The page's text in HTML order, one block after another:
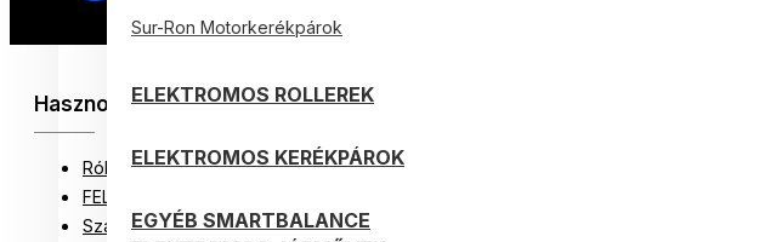
Sur-Ron Motorkerékpárok
ELEKTROMOS ROLLEREK
ELEKTROMOS KERÉKPÁROK
EGYÉB SMARTBALANCE
Hasznos információ
Rólunk
FELHASZNÁLÁSI FELTÉTELEK
Szállítással kapcsolatos részletek